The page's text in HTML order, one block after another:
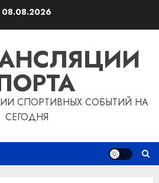
08.08.2026
СПОРТИВНЫХ СОБЫТИЙ НА
СЕГОДНЯ